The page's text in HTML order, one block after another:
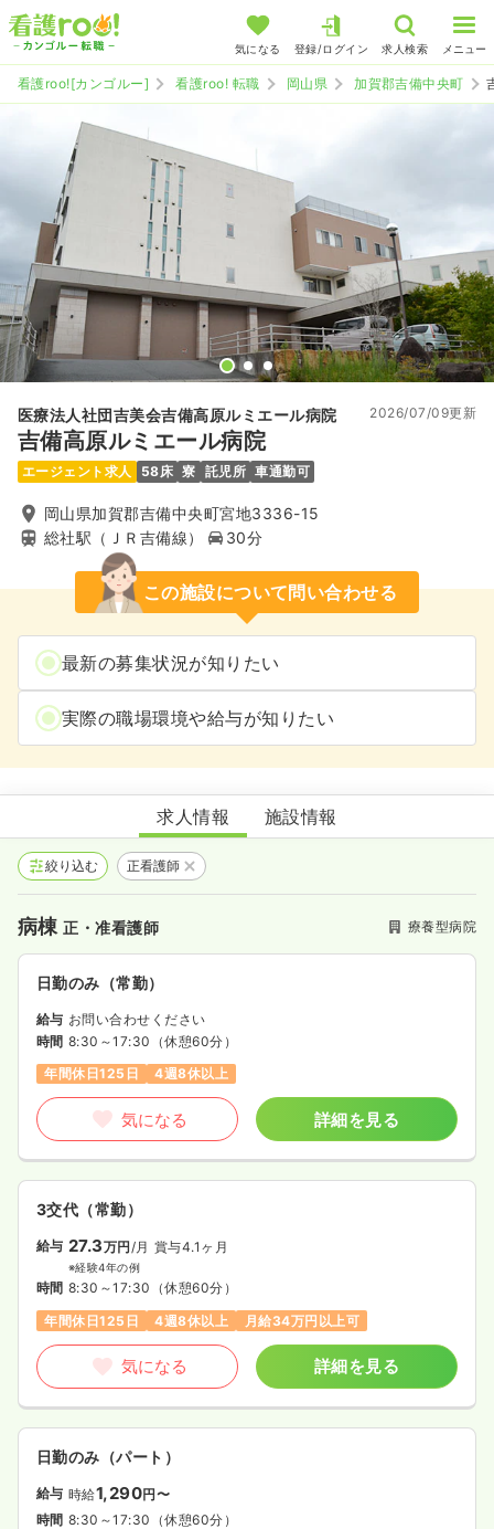
気になる 登録/ログイン 求人検索 メニュー
看護roo![カンゴルー] 看護roo! 転職 岡山県 加賀郡吉備中央町
医療法人社団吉美会吉備高原ルミエール病院
吉備高原ルミエール病院
2026/07/09更新
エージェント求人 58床 寮 託児所 車通勤可
岡山県加賀郡吉備中央町宮地3336-15
総社駅（ＪＲ吉備線）
30分
この施設について問い合わせる
最新の募集状況が知りたい
実際の職場環境や給与が知りたい
吉備高原ルミエール病院
求人情報 施設情報
絞り込む 正看護師
病棟正・准看護師 療養型病院
日勤のみ（常勤）
給与 お問い合わせください
時間 8:30～17:30 （休憩60分）
年間休日125日
4週8休以上
気になる 詳細を見る
3交代（常勤）
給与 27.3万円/月 賞与4.1ヶ月
※経験4年の例
時間 8:30～17:30 （休憩60分）
年間休日125日
4週8休以上 月給34万円以上可
気になる 詳細を見る
日勤のみ（パート）
給与 時給1,290円〜
時間 8:30～17:30 （休憩60分）